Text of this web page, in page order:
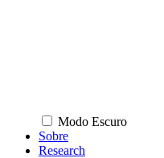
Modo Escuro
Sobre
Research